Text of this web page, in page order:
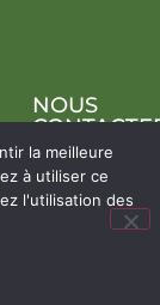
NOUS
la meilleure
à utiliser ce
l'utilisation des